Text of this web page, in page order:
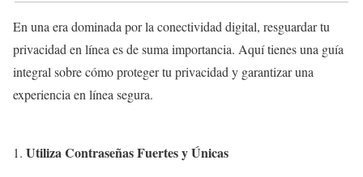
En una era dominada por la conectividad digital, resguardar tu
privacidad en línea es de suma importancia. Aquí tienes una guía
integral sobre cómo proteger tu privacidad y garantizar una
experiencia en línea segura.
Utiliza Contraseñas Fuertes y Únicas